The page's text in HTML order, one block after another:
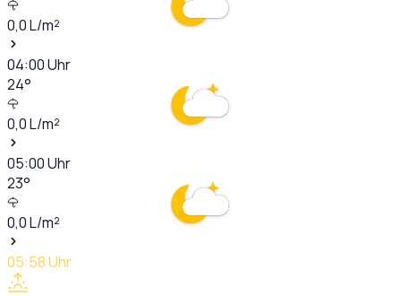
0,0L/m²
04:00Uhr
24°
0,0L/m²
05:00Uhr
23°
0,0L/m²
05:58Uhr